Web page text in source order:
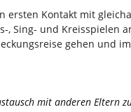
ersten Kontakt mit
, Sing- und Kreisspielen
gehen und
mit anderen Eltern